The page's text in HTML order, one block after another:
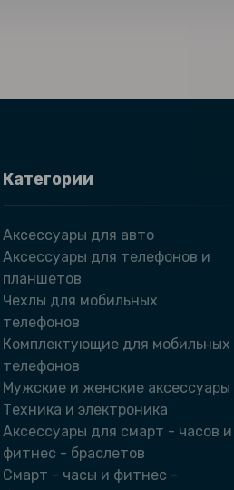
Категории
Аксессуары для авто
Аксессуары для телефонов и
планшетов
Чехлы для мобильных
телефонов
Комплектующие для мобильных
телефонов
Мужские и женские аксессуары
Техника и электроника
Аксессуары для смарт - часов и
фитнес - браслетов
Смарт - часы и фитнес -